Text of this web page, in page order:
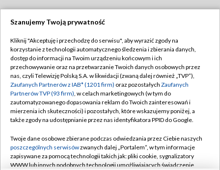
TVP
Abonament TVP
Emisja w TVP
Centrum informacji TVP
Naziemna Telewizja Cyfrowa
Rada Programowa
System NOS
Regulamin TVP
Polityka prywatności
Moje zgody
Pomoc
Kontakt
Szanujemy Twoją prywatność
Kliknij "Akceptuję i przechodzę do serwisu", aby wyrazić zgody na
korzystanie z technologii automatycznego śledzenia i zbierania danych,
dostęp do informacji na Twoim urządzeniu końcowym i ich
przechowywanie oraz na przetwarzanie Twoich danych osobowych przez
nas, czyli Telewizję Polską S.A. w likwidacji (zwaną dalej również „TVP”),
Zaufanych Partnerów z IAB* (1201 firm) oraz pozostałych Zaufanych
Partnerów TVP (93 firm), w celach marketingowych (w tym do
zautomatyzowanego dopasowania reklam do Twoich zainteresowań i
mierzenia ich skuteczności) i pozostałych, które wskazujemy poniżej, a
także zgody na udostępnianie przez nas identyfikatora PPID do Google.
Twoje dane osobowe zbierane podczas odwiedzania przez Ciebie naszych
poszczególnych serwisówzwanych dalej „Portalem”, w tym informacje
zapisywane za pomocą technologii takich jak: pliki cookie, sygnalizatory
WWW lub innych podobnych technologii umożliwiających świadczenie